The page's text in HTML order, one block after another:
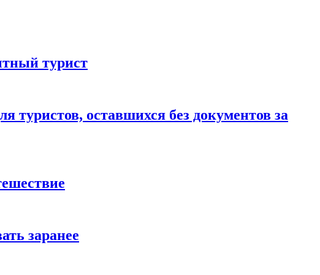
турист
оставшихся без документов за
заранее